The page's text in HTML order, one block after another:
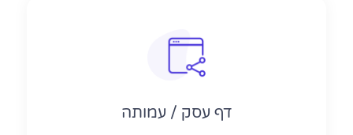
דף עסק / עמותה